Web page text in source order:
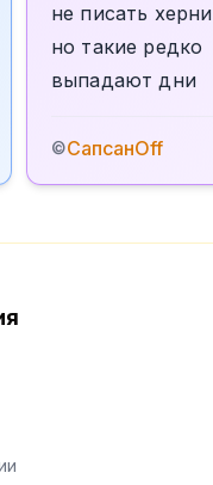
не писать херни
но такие редко
выпадают дни
©СапсанOff